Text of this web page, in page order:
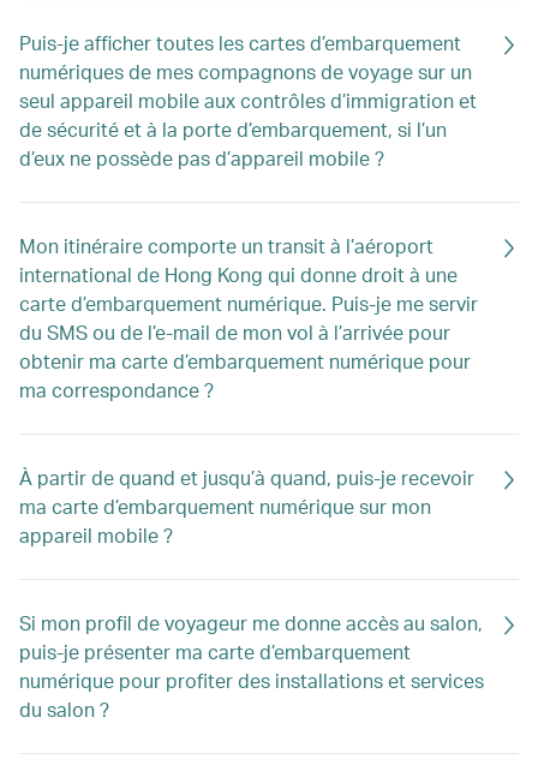
Puis-je afficher toutes les cartes d’embarquement
numériques de mes compagnons de voyage sur un
seul appareil mobile aux contrôles d’immigration et
de sécurité et à la porte d’embarquement, si l’un
d’eux ne possède pas d’appareil mobile ?
Mon itinéraire comporte un transit à l’aéroport
international de Hong Kong qui donne droit à une
carte d’embarquement numérique. Puis-je me servir
du SMS ou de l’e-mail de mon vol à l’arrivée pour
obtenir ma carte d’embarquement numérique pour
ma correspondance ?
À partir de quand et jusqu’à quand, puis-je recevoir
ma carte d’embarquement numérique sur mon
appareil mobile ?
Si mon profil de voyageur me donne accès au salon,
puis-je présenter ma carte d’embarquement
numérique pour profiter des installations et services
du salon ?